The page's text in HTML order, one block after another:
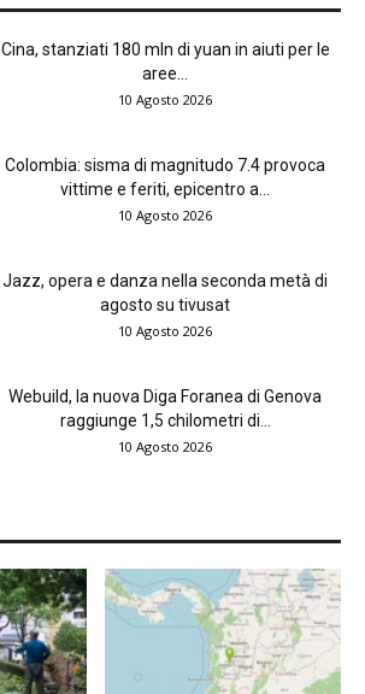
Cina, stanziati 180 mln di yuan in aiuti per le
aree...
10 Agosto 2026
Colombia: sisma di magnitudo 7.4 provoca
vittime e feriti, epicentro a...
10 Agosto 2026
Jazz, opera e danza nella seconda metà di
agosto su tivusat
10 Agosto 2026
Webuild, la nuova Diga Foranea di Genova
raggiunge 1,5 chilometri di...
10 Agosto 2026